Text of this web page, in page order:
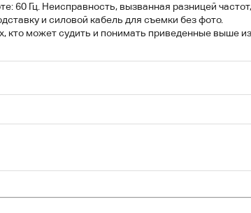
60 Гц. Неисправность, вызванная разницей
и силовой кабель для съемки без фото.
кто может судить и понимать приведенные выше